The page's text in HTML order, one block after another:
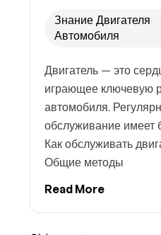
Знание Двигателя
Автомобиля
Двигатель — это
играющее ключевую
автомобиля.
обслуживание имеет
Как обслуживать
Общие методы
Read More